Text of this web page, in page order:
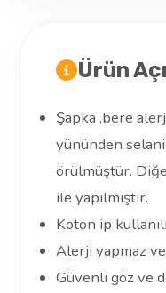
Ürün
Şapka ,bere
yününden
örülmüştür.
ile yapılmıştır.
Koton ip
Alerji yapmaz
Güvenli göz ve